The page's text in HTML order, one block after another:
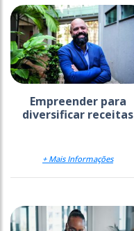
Empreender para
diversificar receitas
+ Mais Informações